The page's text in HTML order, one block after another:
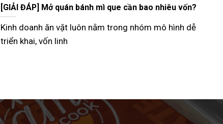
Tư vấn bán bánh mì que vỉa hè từ A–Z hiệu quả nhất
Hiện nay, nhiều người lựa chọn mô hình bán bánh mì
que vỉa hè như